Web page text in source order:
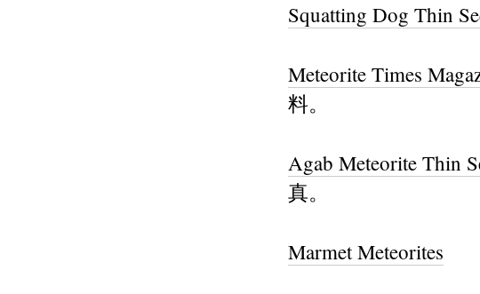
Squatting Dog Thin
Meteorite Times
料。
Agab Meteorite Thin
真。
Marmet Meteorites